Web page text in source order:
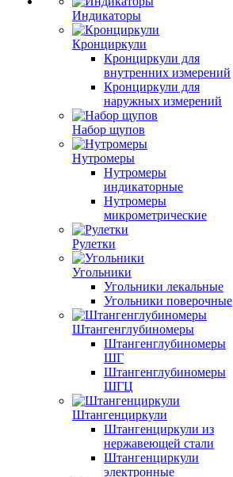
Индикаторы
Кронциркули
Кронциркули для
внутренних измерений
Кронциркули для
наружных измерений
Набор щупов
Нутромеры
Нутромеры
индикаторные
Нутромеры
микрометрические
Рулетки
Угольники
Угольники лекальные
Угольники поверочные
Штангенглубиномеры
Штангенглубиномеры
ШГ
Штангенглубиномеры
ШГЦ
Штангенциркули
Штангенциркули из
нержавеющей стали
Штангенциркули
электронные